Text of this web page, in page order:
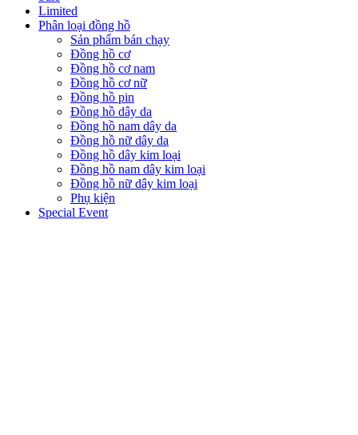
Limited
Phân loại đồng hồ
Sản phẩm bán chạy
Đồng hồ cơ
Đồng hồ cơ nam
Đồng hồ cơ nữ
Đồng hồ pin
Đồng hồ dây da
Đồng hồ nam dây da
Đồng hồ nữ dây da
Đồng hồ dây kim loại
Đồng hồ nam dây kim loại
Đồng hồ nữ dây kim loại
Phụ kiện
Special Event